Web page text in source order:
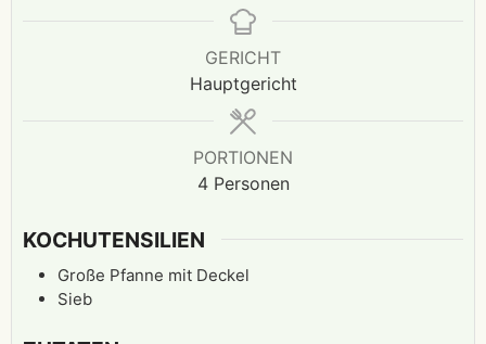
GERICHT
Hauptgericht
PORTIONEN
4 Personen
KOCHUTENSILIEN
Große Pfanne mit Deckel
Sieb